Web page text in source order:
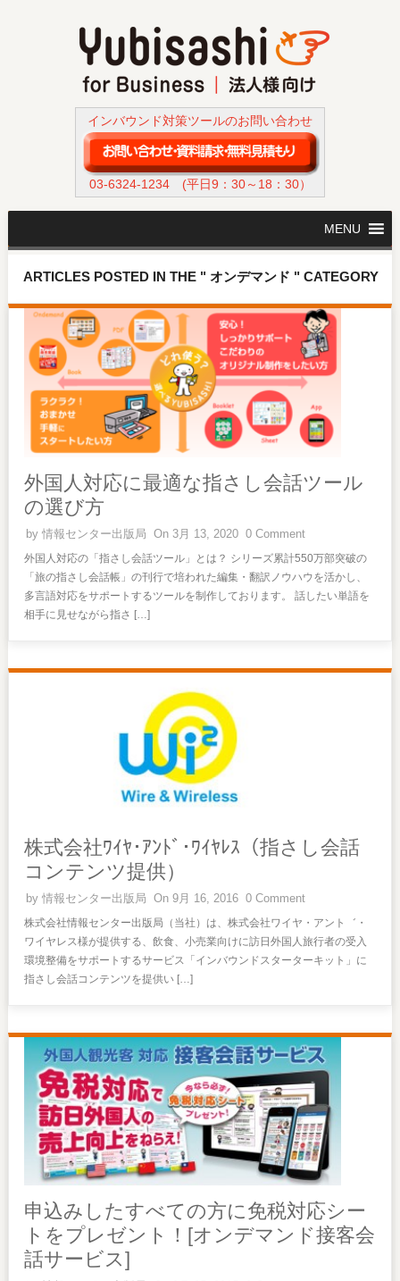
インバウンド対策ツールのお問い合わせ
03-6324-1234(平日9：30～18：30）
MENU
ARTICLES POSTED IN THE " オンデマンド " CATEGORY
外国人対応に最適な指さし会話ツール
の選び方
by情報センター出版局 On 3月 13, 2020 0 Comment
外国人対応の「指さし会話ツール」とは？ シリーズ累計550万部突破の
「旅の指さし会話帳」の刊行で培われた編集・翻訳ノウハウを活かし、
多言語対応をサポートするツールを制作しております。 話したい単語を
相手に見せながら指さ […]
株式会社ﾜｲﾔ･ｱﾝﾄﾞ･ﾜｲﾔﾚｽ（指さし会話
コンテンツ提供）
by情報センター出版局 On 9月 16, 2016 0 Comment
株式会社情報センター出版局（当社）は、株式会社ワイヤ・アント゛・
ワイヤレス様が提供する、飲食、小売業向けに訪日外国人旅行者の受入
環境整備をサポートするサービス「インバウンドスターターキット」に
指さし会話コンテンツを提供い […]
申込みしたすべての方に免税対応シー
トをプレゼント！[オンデマンド接客会
話サービス]